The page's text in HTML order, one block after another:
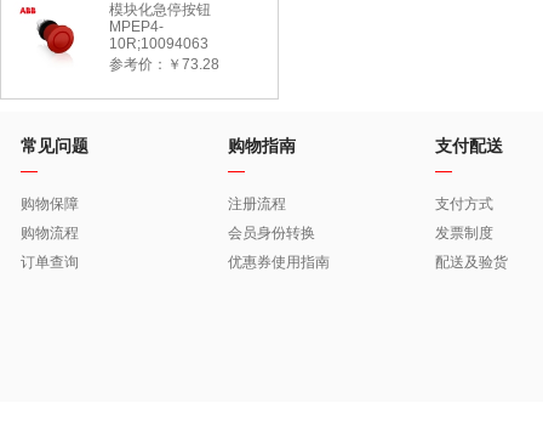
模块化急停按钮
MPEP4-
10R;10094063
参考价：￥73.28
常见问题
购物保障
购物流程
订单查询
购物指南
注册流程
会员身份转换
优惠券使用指南
支付配送
支付方式
发票制度
配送及验货